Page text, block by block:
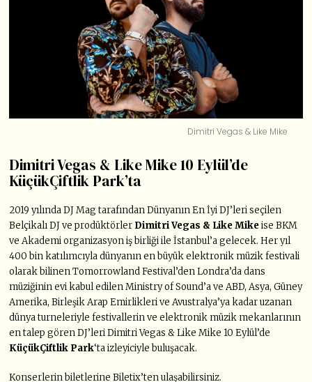
Dimitri Vegas & Like Mike
Dimitri Vegas & Like Mike 10 Eylül’de
KüçükÇiftlik Park’ta
2019 yılında DJ Mag tarafından Dünyanın En İyi DJ’leri seçilen
Belçikalı DJ ve prodüktörler Dimitri Vegas & Like Mikeise BKM
ve Akademi organizasyon iş birliği ile İstanbul’a gelecek. Her yıl
400 bin katılımcıyla dünyanın en büyük elektronik müzik festivali
olarak bilinen Tomorrowland Festival’den Londra’da dans
müziğinin evi kabul edilen Ministry of Sound’a ve ABD, Asya, Güney
Amerika, Birleşik Arap Emirlikleri ve Avustralya’ya kadar uzanan
dünya turneleriyle festivallerin ve elektronik müzik mekanlarının
en talep gören DJ’leri Dimitri Vegas & Like Mike 10 Eylül’de
KüçükÇiftlik Park‘ta izleyiciyle buluşacak.
Konserlerin biletlerine Biletix’ten ulaşabilirsiniz.